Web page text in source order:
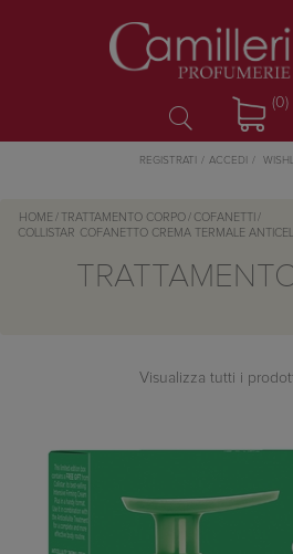
(0)
REGISTRATI ACCEDI
HOME / TRATTAMENTO CORPO / COFANETTI /
COLLISTAR COFANETTO CREMA TERMALE
Visualizza tutti i